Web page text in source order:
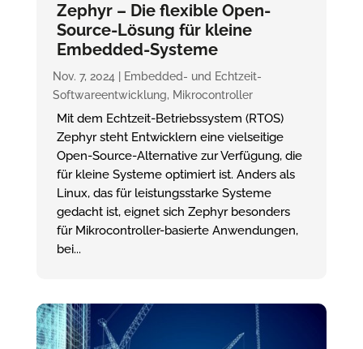
Zephyr – Die flexible Open-
Source-Lösung für kleine
Embedded-Systeme
Nov. 7, 2024|
Embedded- und Echtzeit-
Softwareentwicklung, Mikrocontroller
Mit dem Echtzeit-Betriebssystem (RTOS)
Zephyr steht Entwicklern eine vielseitige
Open-Source-Alternative zur Verfügung, die
für kleine Systeme optimiert ist. Anders als
Linux, das für leistungsstarke Systeme
gedacht ist, eignet sich Zephyr besonders
für Mikrocontroller-basierte Anwendungen,
bei...